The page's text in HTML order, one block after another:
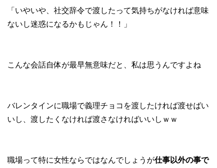
「いやいや、社交辞令で渡したって気持ちがなければ意味
ないし迷惑になるかもじゃん！！」
こんな会話自体が最早無意味だと、私は思うんですよね
バレンタインに職場で義理チョコを渡したければ渡せばい
いし、渡したくなければ渡さなければいいしｗｗ
職場って特に女性ならではなんでしょうが仕事以外の事で